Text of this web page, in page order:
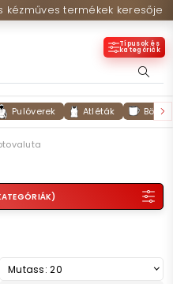
kézműves termékek keresője
Típusok és
kategóriák
Pulóverek Atléták
Mutass: 20